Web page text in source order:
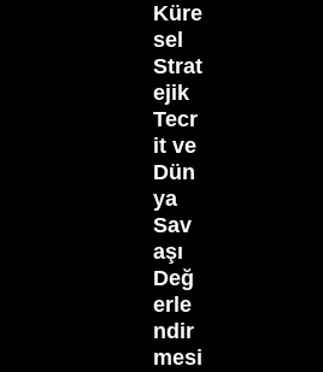
Küre
sel
Strat
ejik
Tecr
it ve
Dün
ya
Sav
aşı
Değ
erle
ndir
mesi